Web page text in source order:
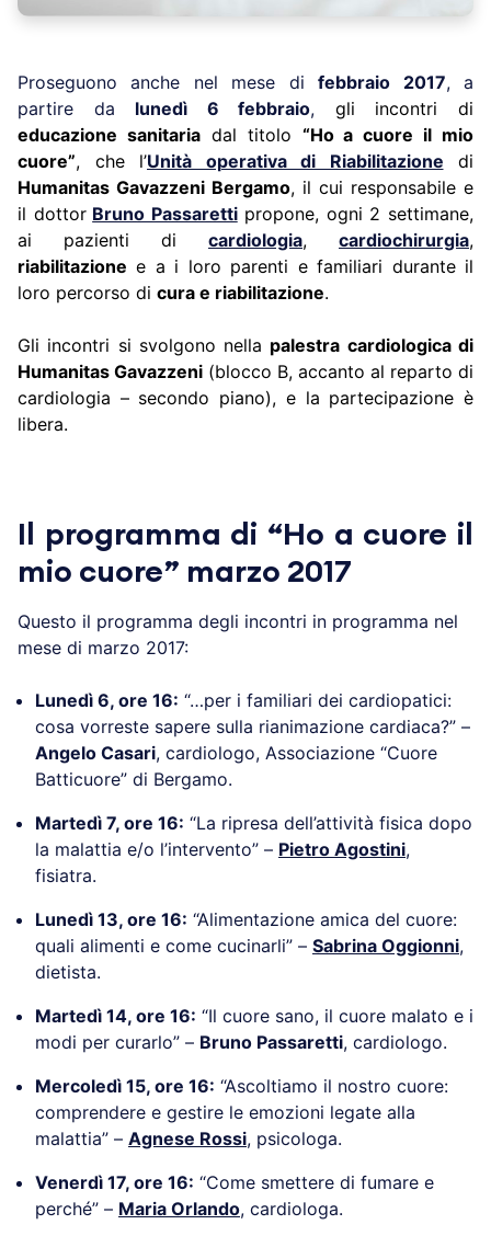
Proseguono anche nel mese difebbraio 2017, a
partire da lunedì 6 febbraio, gli incontri di
educazione sanitariadal titolo “Ho a cuore il mio
cuore”, che l’Unità operativa di Riabilitazione di
Humanitas Gavazzeni Bergamo, il cui responsabile e
il dottor Bruno Passarettipropone, ogni 2 settimane,
ai pazienti di cardiologia, cardiochirurgia,
riabilitazione e a i loro parenti e familiari durante il
loro percorso di cura e riabilitazione.
Gli incontri si svolgono nella palestra cardiologica di
Humanitas Gavazzeni (blocco B, accanto al reparto di
cardiologia – secondo piano), e la partecipazione è
libera.
Il programma di “Ho a cuore il
mio cuore” marzo 2017
Questo il programma degli incontri in programma nel
mese di marzo 2017:
Lunedì 6, ore 16: “…per i familiari dei cardiopatici:
cosa vorreste sapere sulla rianimazione cardiaca?” –
Angelo Casari, cardiologo, Associazione “Cuore
Batticuore” di Bergamo.
Martedì 7, ore 16: “La ripresa dell’attività fisica dopo
la malattia e/o l’intervento” – Pietro Agostini,
fisiatra.
Lunedì 13, ore 16: “Alimentazione amica del cuore:
quali alimenti e come cucinarli” – Sabrina Oggionni,
dietista.
Martedì 14, ore 16: “Il cuore sano, il cuore malato e i
modi per curarlo” – Bruno Passaretti, cardiologo.
Mercoledì 15, ore 16: “Ascoltiamo il nostro cuore:
comprendere e gestire le emozioni legate alla
malattia” – Agnese Rossi, psicologa.
Venerdì 17, ore 16: “Come smettere di fumare e
perché” – Maria Orlando, cardiologa.